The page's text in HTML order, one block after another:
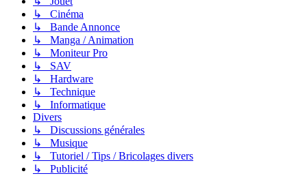
↳ Cinéma
↳ Bande Annonce
↳ Manga / Animation
↳ Moniteur Pro
↳ SAV
↳ Hardware
↳ Technique
↳ Informatique
Divers
↳ Discussions générales
↳ Musique
↳ Tutoriel / Tips / Bricolages divers
↳ Publicité